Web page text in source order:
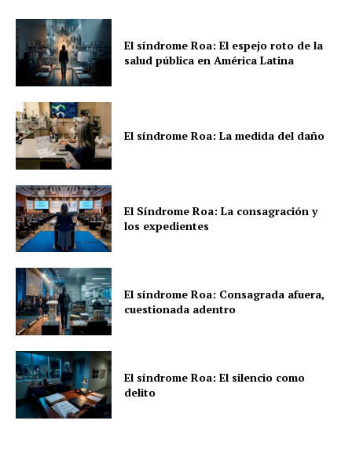
El síndrome Roa: El espejo roto de la
salud pública en América Latina
El síndrome Roa: La medida del daño
El Síndrome Roa: La consagración y
los expedientes
El síndrome Roa: Consagrada afuera,
cuestionada adentro
El síndrome Roa: El silencio como
delito